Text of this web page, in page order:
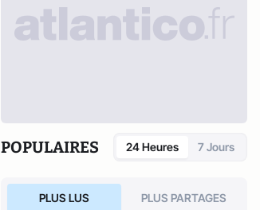
POPULAIRES 24 Heures 7 Jours
PLUS LUS PLUS PARTAGES